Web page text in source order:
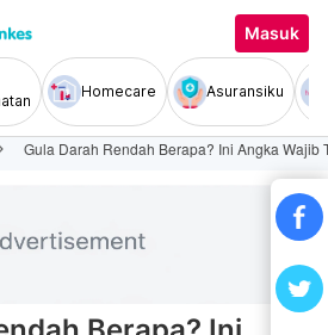
Masuk
Homecare Asuransiku
Gula Darah Rendah Berapa? Ini Angka Wajib